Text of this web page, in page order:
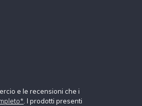
e le recensioni che i
. I prodotti presenti